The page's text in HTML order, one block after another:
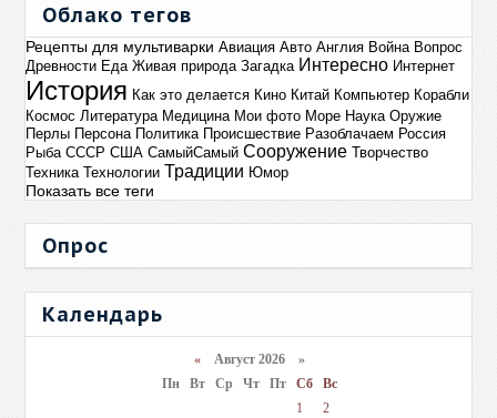
Облако тегов
Рецепты для мультиварки Авиация Авто Англия Война Вопрос
Древности Еда Живая природа Загадка Интересно Интернет
История Как это делается Кино Китай Компьютер Корабли
Космос Литература Медицина Мои фото Море Наука Оружие
Перлы Персона Политика Происшествие Разоблачаем Россия
Рыба СССР США СамыйСамый Сооружение Творчество
Техника Технологии Традиции Юмор
Показать все теги
Опрос
Календарь
«Август 2026 »
Пн
Вт Ср Чт Пт Сб
Вс
1
2